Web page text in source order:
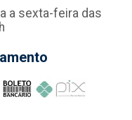
a sexta-feira das